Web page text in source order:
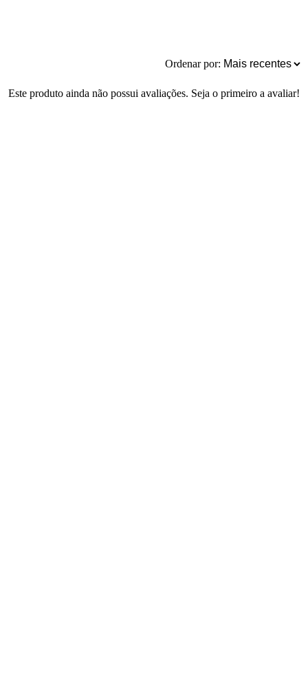
Ordenar por:
Este produto ainda não possui avaliações. Seja o primeiro a avaliar!